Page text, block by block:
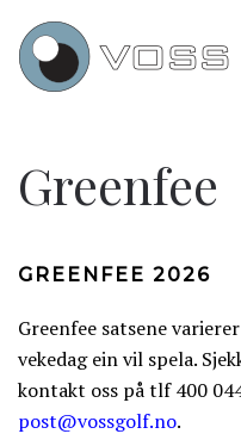
Greenfee
GREENFEE 2026
Greenfee satsene
vekedag ein vil spela.
kontakt oss på tlf 400
post@vossgolf.no.